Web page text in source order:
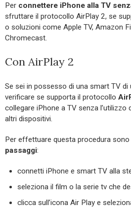
Per connettere iPhone alla TV
sfruttare il protocollo AirPlay 2, se
o soluzioni come Apple TV, Amazon
Chromecast.
Con AirPlay 2
Se sei in possesso di una smart TV di
verificare se supporta il protocollo
collegare iPhone a TV senza l’utilizzo
altri dispositivi.
Per effettuare questa procedura
passaggi:
connetti iPhone e smart TV alla
seleziona il film o la serie tv che
clicca sull’icona Air Play e